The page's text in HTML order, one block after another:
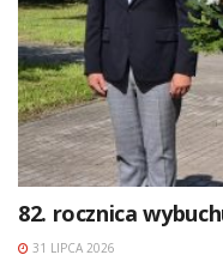
82. rocznica
31 LIPCA 2026